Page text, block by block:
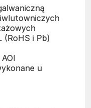
(RoHS i Pb)
u